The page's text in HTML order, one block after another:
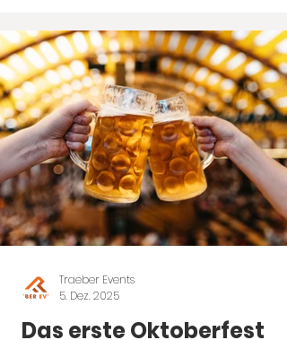
Groß und Klein.
Das erste Oktoberfest
Traeber Events
5. Dez. 2025